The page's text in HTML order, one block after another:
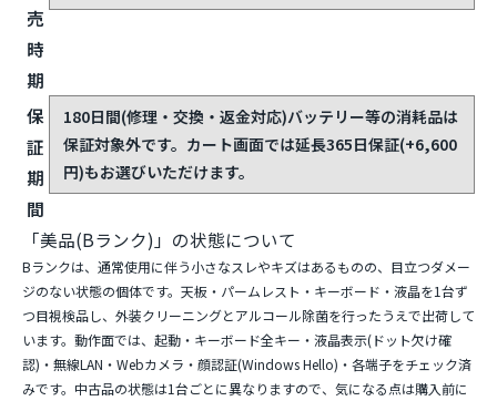
売
時
期
保
証
期
間
180日間(修理・交換・返金対応)バッテリー等の消耗品は
保証対象外です。カート画面では延長365日保証(+6,600
円)もお選びいただけます。
「美品(Bランク)」の状態について
Bランクは、通常使用に伴う小さなスレやキズはあるものの、目立つダメー
ジのない状態の個体です。天板・パームレスト・キーボード・液晶を1台ず
つ目視検品し、外装クリーニングとアルコール除菌を行ったうえで出荷して
います。動作面では、起動・キーボード全キー・液晶表示(ドット欠け確
認)・無線LAN・Webカメラ・顔認証(Windows Hello)・各端子をチェック済
みです。中古品の状態は1台ごとに異なりますので、気になる点は購入前に